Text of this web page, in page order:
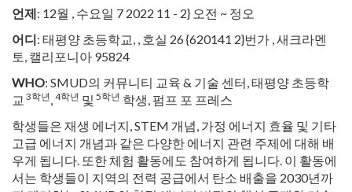
언제: 12월 , 수요일 7 2022 11 - 2} 오전 ~ 정오
어디: 태평양 초등학교, , 호실 26 {620141 2}번가 , 새크라멘
토, 캘리포니아 95824
WHO: SMUD의 커뮤니티 교육 & 기술 센터, 태평양 초등학
교 3학년, 4학년 및 5학년 학생, 펌프 포 프레스
학생들은 재생 에너지, STEM 개념, 가정 에너지 효율 및 기타
고급 에너지 개념과 같은 다양한 에너지 관련 주제에 대해 배
우게 됩니다. 또한 체험 활동에도 참여하게 됩니다. 이 활동에
서는 학생들이 지역의 전력 공급에서 탄소 배출을 2030년까